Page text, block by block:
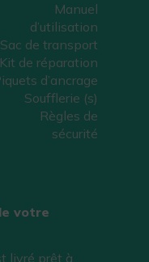
Manuel
d’utilisation
Sac de transport
Kit de réparation
d’ancrage
Soufflerie (s)
Règles de
sécurité
votre
livré prêt à